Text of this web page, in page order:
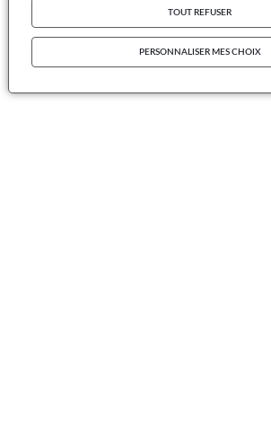
TOUT REFUSER
PERSONNALISER MES CHOIX